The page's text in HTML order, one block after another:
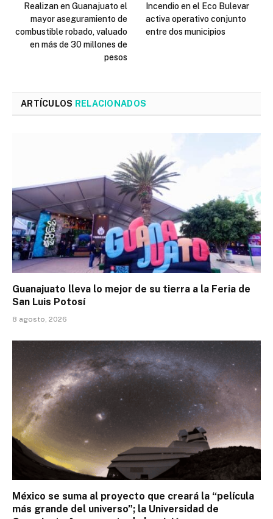
Realizan en Guanajuato el
mayor aseguramiento de
combustible robado, valuado
en más de 30 millones de
pesos
Incendio en el Eco Bulevar
activa operativo conjunto
entre dos municipios
ARTÍCULOS RELACIONADOS
Guanajuato lleva lo mejor de su tierra a la Feria de
San Luis Potosí
8 agosto, 2026
México se suma al proyecto que creará la “película
más grande del universo”; la Universidad de